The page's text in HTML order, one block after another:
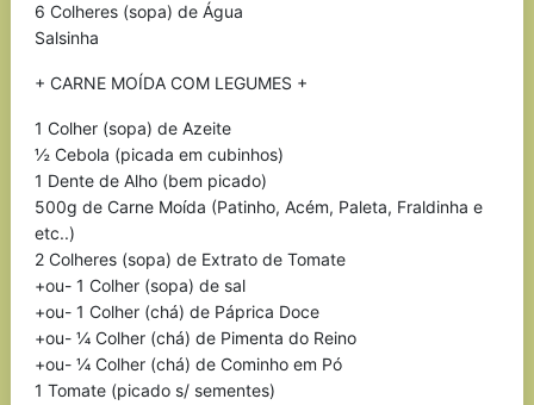
6 Colheres (sopa) de Água
Salsinha
+ CARNE MOÍDA COM LEGUMES +
1 Colher (sopa) de Azeite
½ Cebola (picada em cubinhos)
1 Dente de Alho (bem picado)
500g de Carne Moída (Patinho, Acém, Paleta, Fraldinha e
etc..)
2 Colheres (sopa) de Extrato de Tomate
+ou- 1 Colher (sopa) de sal
+ou- 1 Colher (chá) de Páprica Doce
+ou- ¼ Colher (chá) de Pimenta do Reino
+ou- ¼ Colher (chá) de Cominho em Pó
1 Tomate (picado s/ sementes)